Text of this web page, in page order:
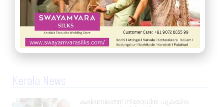
Kerala News
കല്ലമ്പലത്ത് നിരോധിത പുകയില